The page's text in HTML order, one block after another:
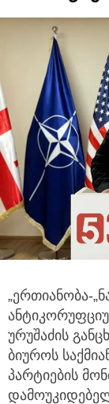
„ერთიანობა-
ურუშაძის
ბიუროს
პარტიების